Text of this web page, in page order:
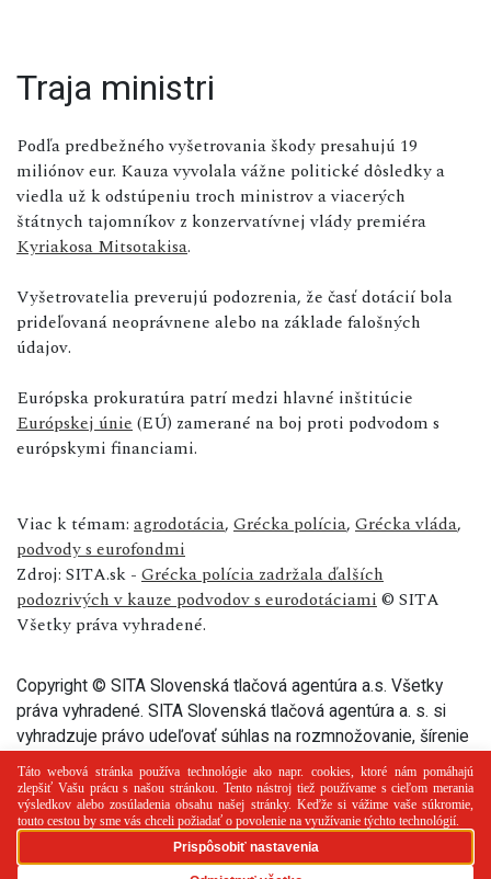
Traja ministri
Podľa predbežného vyšetrovania škody presahujú 19
miliónov eur. Kauza vyvolala vážne politické dôsledky a
viedla už k odstúpeniu troch ministrov a viacerých
štátnych tajomníkov z konzervatívnej vlády premiéra
Kyriakosa Mitsotakisa.
Vyšetrovatelia preverujú podozrenia, že časť dotácií bola
prideľovaná neoprávnene alebo na základe falošných
údajov.
Európska prokuratúra patrí medzi hlavné inštitúcie
Európskej únie (EÚ) zamerané na boj proti podvodom s
európskymi financiami.
Viac k témam: agrodotácia, Grécka polícia, Grécka vláda,
podvody s eurofondmi
Zdroj: SITA.sk - Grécka polícia zadržala ďalších
podozrivých v kauze podvodov s eurodotáciami © SITA
Všetky práva vyhradené.
Copyright © SITA Slovenská tlačová agentúra a.s. Všetky
práva vyhradené. SITA Slovenská tlačová agentúra a. s. si
vyhradzuje právo udeľovať súhlas na rozmnožovanie, šírenie